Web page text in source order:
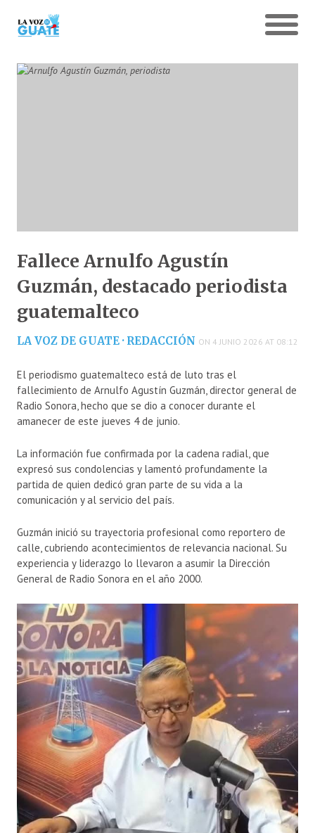
Fallece Arnulfo Agustín
Guzmán, destacado periodista
guatemalteco
LA VOZ DE GUATE · REDACCIÓN ON 4 JUNIO 2026 AT 08:12
El periodismo guatemalteco está de luto tras el
fallecimiento de Arnulfo Agustín Guzmán, director general de
Radio Sonora, hecho que se dio a conocer durante el
amanecer de este jueves 4 de junio.
La información fue confirmada por la cadena radial, que
expresó sus condolencias y lamentó profundamente la
partida de quien dedicó gran parte de su vida a la
comunicación y al servicio del país.
Guzmán inició su trayectoria profesional como reportero de
calle, cubriendo acontecimientos de relevancia nacional. Su
experiencia y liderazgo lo llevaron a asumir la Dirección
General de Radio Sonora en el año 2000.